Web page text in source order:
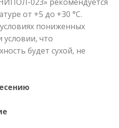
от +5 до +30 °С.
пониженных
условии, что
будет сухой, не